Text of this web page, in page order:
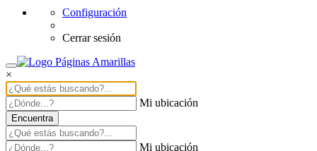
Configuración
Cerrar sesión
×
Mi ubicación
Encuentra
Mi ubicación